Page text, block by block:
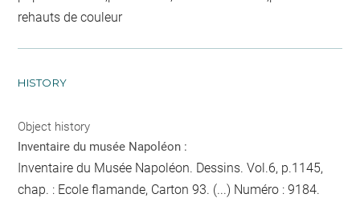
rehauts de couleur
HISTORY
Object history
Inventaire du musée Napoléon :
Inventaire du Musée Napoléon. Dessins. Vol.6, p.1145,
chap. : Ecole flamande, Carton 93. (...) Numéro : 9184.